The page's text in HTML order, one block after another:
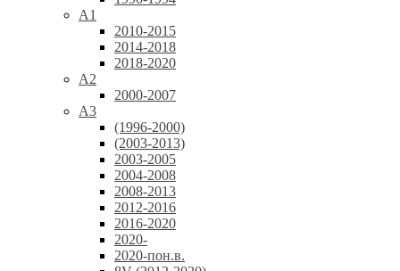
A1
2010-2015
2014-2018
2018-2020
A2
2000-2007
A3
(1996-2000)
(2003-2013)
2003-2005
2004-2008
2008-2013
2012-2016
2016-2020
2020-
2020-пон.в.